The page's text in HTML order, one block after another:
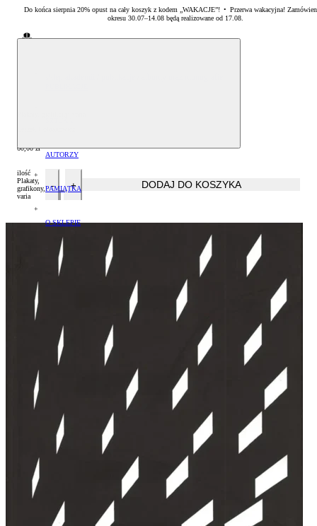
Do końca sierpnia 20% opust na cały koszyk z kodem „WAKACJE”! • Przerwa wakacyjna!
okresu 30.07–14.08 będą realizowane od 17.08.
AUTORZY
Artur Winiarski
Sławomir Marzec
PAMIĄTKA
O SKLEPIE
Płatność
Czas realizacji zamówień
Zwroty i reklamacje
60,00zł
ilość
Plakaty,
grafikony,
varia
DODAJ DO KOSZYKA